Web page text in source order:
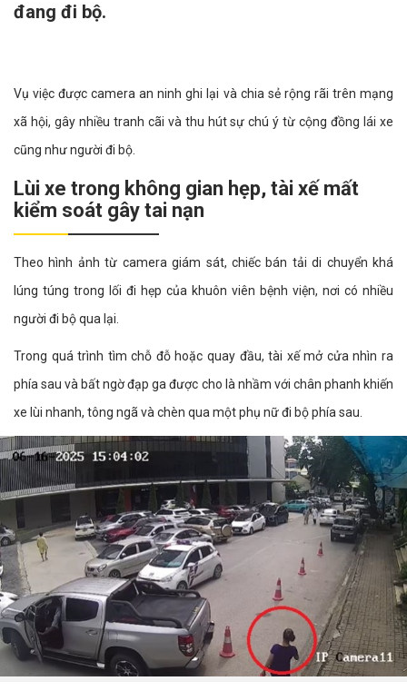
đang đi bộ.
Vụ việc được camera an ninh ghi lại và chia sẻ rộng rãi trên mạng
xã hội, gây nhiều tranh cãi và thu hút sự chú ý từ cộng đồng lái xe
cũng như người đi bộ.
Lùi xe trong không gian hẹp, tài xế mất
kiểm soát gây tai nạn
Theo hình ảnh từ camera giám sát, chiếc bán tải di chuyển khá
lúng túng trong lối đi hẹp của khuôn viên bệnh viện, nơi có nhiều
người đi bộ qua lại.
Trong quá trình tìm chỗ đỗ hoặc quay đầu, tài xế mở cửa nhìn ra
phía sau và bất ngờ đạp ga được cho là nhầm với chân phanh khiến
xe lùi nhanh, tông ngã và chèn qua một phụ nữ đi bộ phía sau.